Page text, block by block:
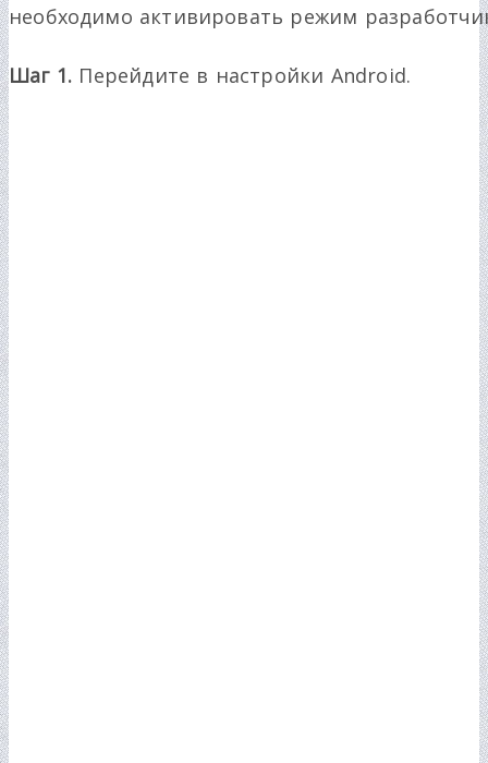
необходимо активировать режим
Шаг 1. Перейдите в настройки Android.